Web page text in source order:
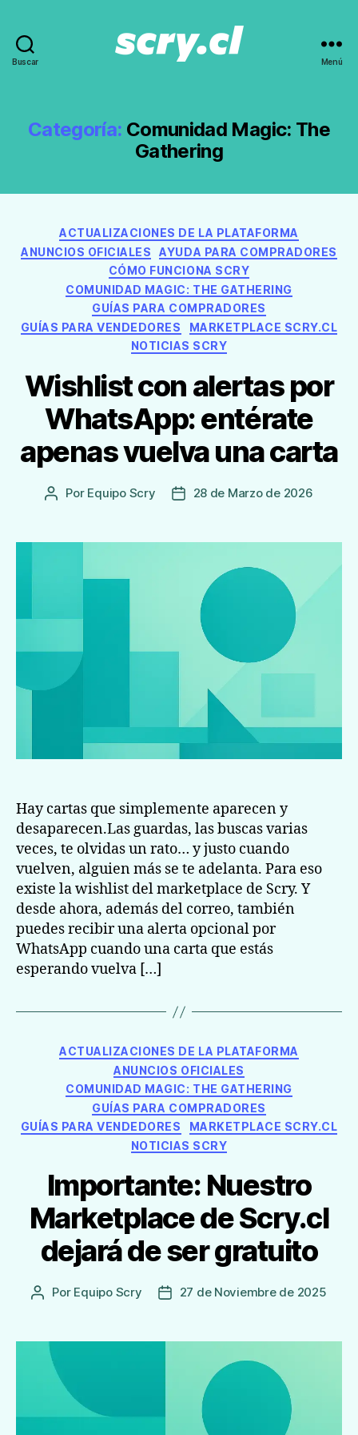
Buscar
recomendaciones
de
Scry.cl
Menú
Categoría: Comunidad Magic: The
Gathering
Categorías
ACTUALIZACIONES DE LA PLATAFORMA
ANUNCIOS OFICIALES
AYUDA PARA COMPRADORES
CÓMO FUNCIONA SCRY
COMUNIDAD MAGIC: THE GATHERING
GUÍAS PARA COMPRADORES
GUÍAS PARA VENDEDORES
MARKETPLACE SCRY.CL
NOTICIAS SCRY
Wishlist con alertas por
WhatsApp: entérate
apenas vuelva una carta
Autor
Entrada
Por Equipo Scry
Fecha28 de Marzo de 2026
Hay cartas que simplemente aparecen y
desaparecen.Las guardas, las buscas varias
veces, te olvidas un rato… y justo cuando
vuelven, alguien más se te adelanta. Para eso
existe la wishlist del marketplace de Scry. Y
desde ahora, además del correo, también
puedes recibir una alerta opcional por
WhatsApp cuando una carta que estás
esperando vuelva […]
Categorías
ACTUALIZACIONES DE LA PLATAFORMA
ANUNCIOS OFICIALES
COMUNIDAD MAGIC: THE GATHERING
GUÍAS PARA COMPRADORES
GUÍAS PARA VENDEDORES
MARKETPLACE SCRY.CL
NOTICIAS SCRY
Importante: Nuestro
Marketplace de Scry.cl
dejará de ser gratuito
Autor
Entrada
Por Equipo Scry
Fecha27 de Noviembre de 2025